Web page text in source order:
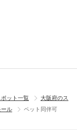
ポット一覧
大阪府のス
ール ペット同伴可